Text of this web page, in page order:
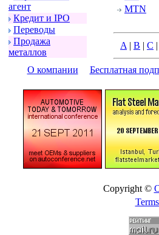
агент
Кpедит и IPO
Пеpеводы
Пpодажа
металлов
MTN
A | B | C |
О компании Бесплатная
Copyright ©